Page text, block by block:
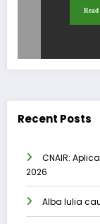
Recent Posts
CNAIR:
2026
Alba Iulia